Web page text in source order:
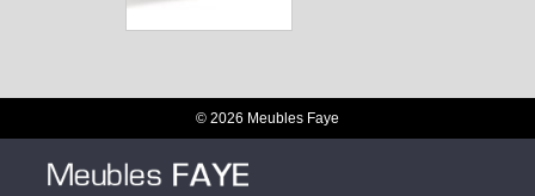
© 2026 Meubles Faye